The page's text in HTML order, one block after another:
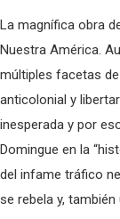
La magnífica obra
Nuestra América.
múltiples facetas
anticolonial y
inesperada y por
Domingue en la
del infame tráfico
se rebela y,